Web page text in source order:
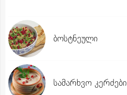
ბოსტნეული
სამარხვო კერძები